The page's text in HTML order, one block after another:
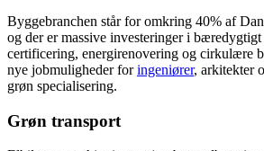
Byggebranchen står for omkring 40% af
og der er massive investeringer i
certificering, energirenovering og cirkulære
nye jobmuligheder foringeniører, arkitekter
grøn specialisering.
Grøn transport